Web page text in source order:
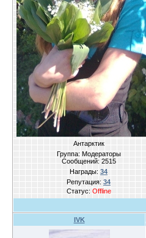
Антарктик
Группа: Модераторы
Сообщений: 2515
Награды: 34
Репутация: 34
Статус: Offline
IVK